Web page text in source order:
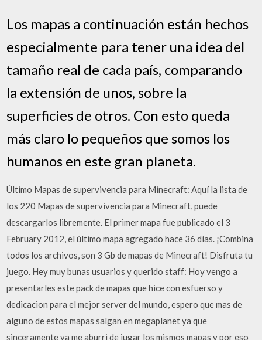
Los mapas a continuación están hechos
especialmente para tener una idea del
tamaño real de cada país, comparando
la extensión de unos, sobre la
superficies de otros. Con esto queda
más claro lo pequeños que somos los
humanos en este gran planeta.
Último Mapas de supervivencia para Minecraft: Aquí la lista de
los 220 Mapas de supervivencia para Minecraft, puede
descargarlos libremente. El primer mapa fue publicado el 3
February 2012, el último mapa agregado hace 36 días. ¡Combina
todos los archivos, son 3 Gb de mapas de Minecraft! Disfruta tu
juego. Hey muy bunas usuarios y querido staff: Hoy vengo a
presentarles este pack de mapas que hice con esfuerso y
dedicacion para el mejor server del mundo, espero que mas de
alguno de estos mapas salgan en megaplanet ya que
sinceramente ya me aburri de jugar los mismos mapas y por eso